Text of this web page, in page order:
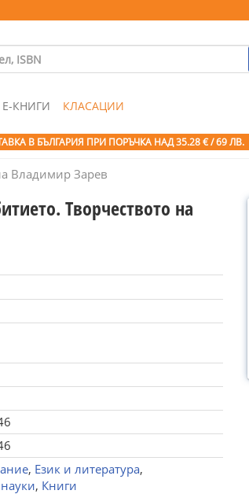
Е-КНИГИ КЛАСАЦИИ
В БЪЛГАРИЯ ПРИ ПОРЪЧКА НАД 35.28 € / 69 ЛВ.
Владимир Зарев
Творчеството на
, Език и литература,
, Книги